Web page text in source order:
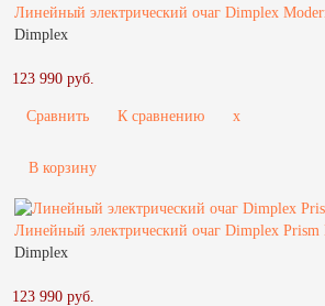
Линейный электрический очаг Dimplex
Dimplex
123 990 руб.
Сравнить К сравнению x
В корзину
Линейный электрический очаг Dimplex Prism
Dimplex
123 990 руб.